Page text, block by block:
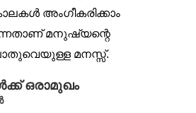
അംഗീകരിക്കാം
മനുഷ്യന്റെ
മനസ്സ്.
ഒരാമുഖം